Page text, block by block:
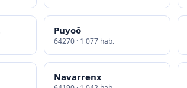
Puyoô
64270 · 1 077 hab.
Navarrenx